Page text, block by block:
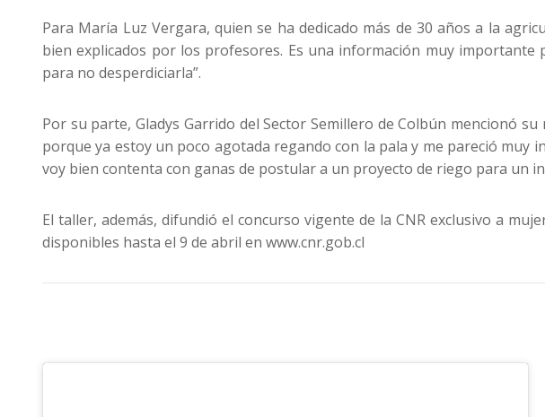
Para María Luz Vergara, quien se ha dedicado más de 30 años a la
bien explicados por los profesores. Es una información muy
para no desperdiciarla”.
Por su parte, Gladys Garrido del Sector Semillero de Colbún mencionó
porque ya estoy un poco agotada regando con la pala y me pareció
voy bien contenta con ganas de postular a un proyecto de riego para un
El taller, además, difundió el concurso vigente de la CNR exclusivo a
disponibles hasta el 9 de abril en www.cnr.gob.cl